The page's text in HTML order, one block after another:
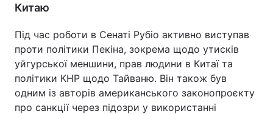
Китаю
Під час роботи в Сенаті Рубіо активно виступав
проти політики Пекіна, зокрема щодо утисків
уйгурської меншини, прав людини в Китаї та
політики КНР щодо Тайваню. Він також був
одним із авторів американського законопроєкту
про санкції через підозри у використанні